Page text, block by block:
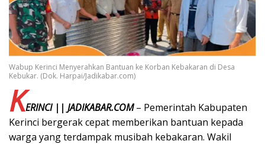
Wabup Kerinci Menyerahkan Bantuan ke Korban Kebakaran di Desa
Kebukar. (Dok. Harpai/Jadikabar.com)
KERINCI || JADIKABAR.COM – Pemerintah Kabupaten
Kerinci bergerak cepat memberikan bantuan kepada
warga yang terdampak musibah kebakaran. Wakil